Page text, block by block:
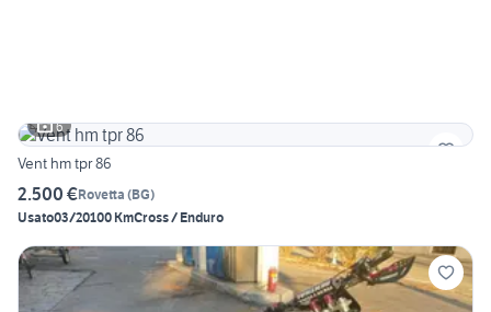
6
Vent hm tpr 86
2.500 €Rovetta (BG)
Usato03/20100 KmCross / Enduro